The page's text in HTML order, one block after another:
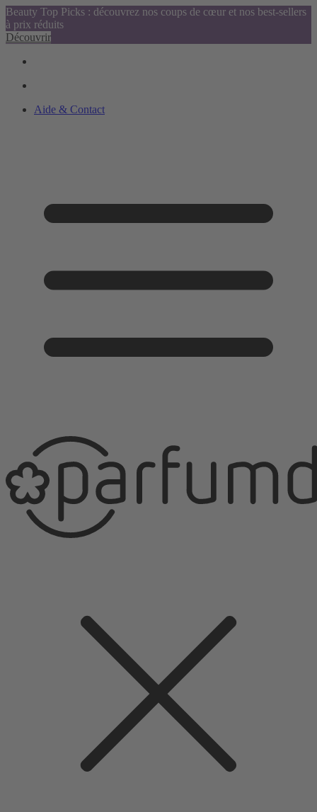
Beauty Top Picks : découvrez nos coups de cœur et nos best-sellers
à prix réduits
Découvrir
Aide & Contact